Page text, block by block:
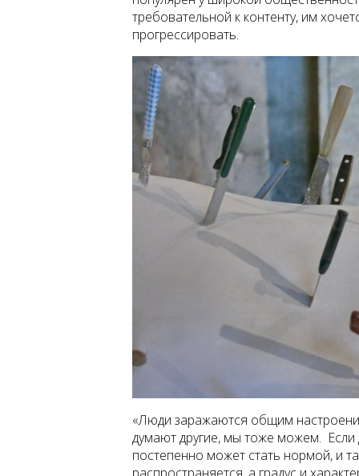
требовательной к контенту, им
прогрессировать.
«Люди заражаются общим
думают другие, мы тоже можем.
постепенно может стать нормой, и
распространяется, а градус и